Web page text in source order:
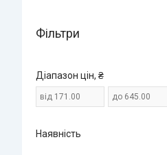
Фільтри
Діапазон цін, ₴
Наявність